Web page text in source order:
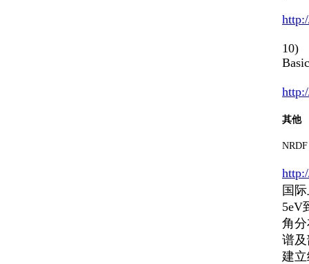
10)
其他
国
5eV
角
谱
建